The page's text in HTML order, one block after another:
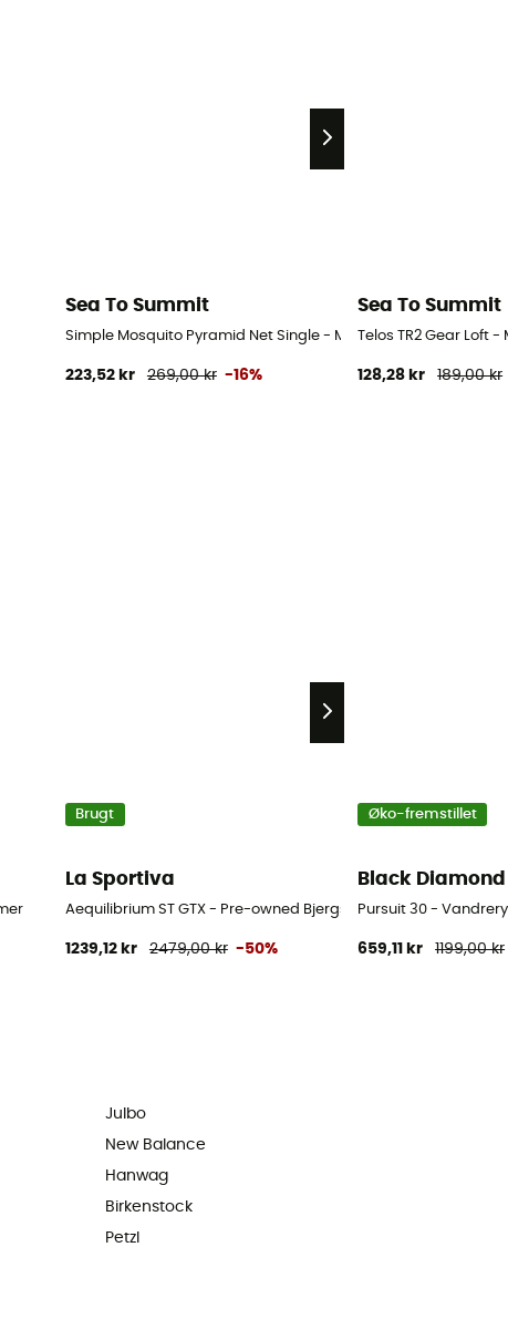
Sea To Summit
Simple Mosquito Pyramid Net Single - Myggenet
223,52 kr 269,00 kr -16%
Sea To Summit
Telos TR2 Gear Loft
128,28 kr 189,00 kr
Brugt
La Sportiva
Aequilibrium ST GTX - Pre-owned Bjergsko - Herrer - Sort -
1239,12 kr 2479,00 kr -50%
Øko-fremstillet
Black Diamond
Pursuit 30 -
659,11 kr 1199,00 kr
Julbo
New Balance
Hanwag
Birkenstock
Petzl